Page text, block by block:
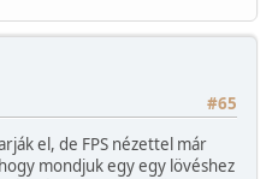
#65
el, de FPS nézettel már
mondjuk egy egy lövéshez